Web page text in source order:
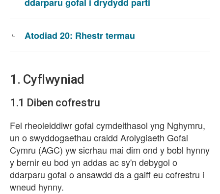
Atodiad 20: Rhestr termau
1. Cyflwyniad
1.1 Diben cofrestru
Fel rheoleiddiwr gofal cymdeithasol yng Nghymru,
un o swyddogaethau craidd Arolygiaeth Gofal
Cymru (AGC) yw sicrhau mai dim ond y bobl hynny
y bernir eu bod yn addas ac sy'n debygol o
ddarparu gofal o ansawdd da a gaiff eu cofrestru i
wneud hynny.